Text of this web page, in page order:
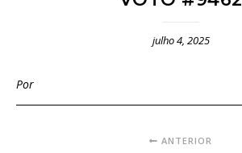
julho 4, 2025
Por
ANTERIOR